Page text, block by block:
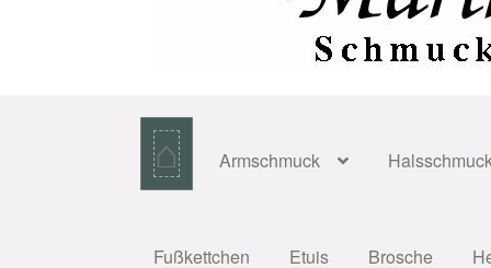
⌂ Armschmuck
Fußkettchen Etuis Brosche